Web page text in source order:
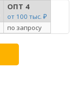
ОПТ 4
от 100 тыс. ₽
по запросу